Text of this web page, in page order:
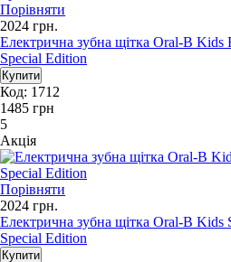
Порівняти
2024 грн.
Електрична зубна щітка Oral-B
Special Edition
Код: 1712
1485 грн
5
Акція
Порівняти
2024 грн.
Електрична зубна щітка Oral-B
Special Edition